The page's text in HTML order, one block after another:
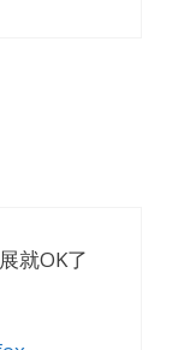
就OK了